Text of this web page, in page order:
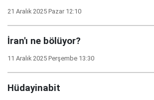
21 Aralık 2025 Pazar 12:10
İran'ı ne bölüyor?
11 Aralık 2025 Perşembe 13:30
Hüdayinabit